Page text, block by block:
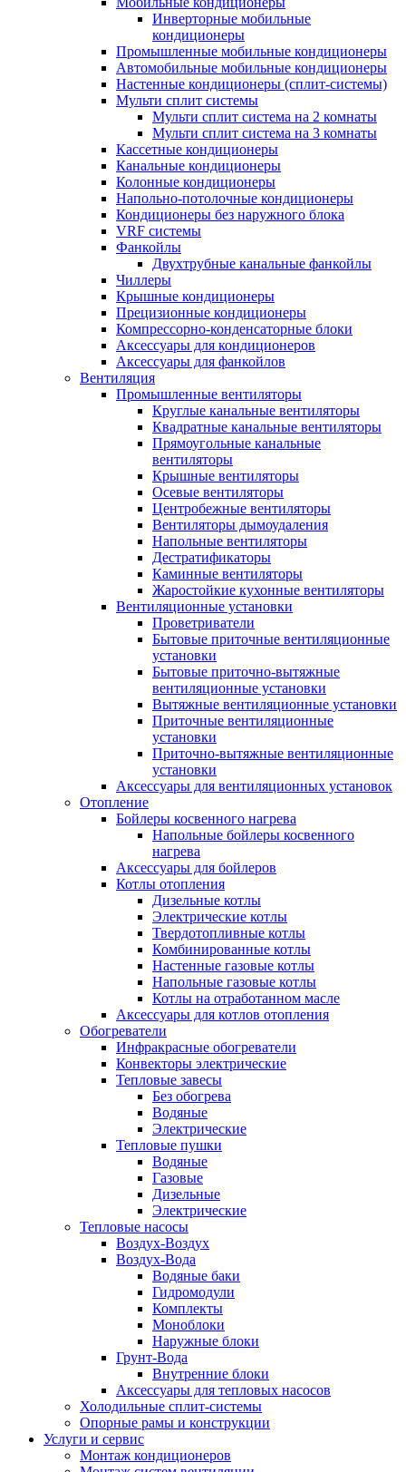
Инверторные мобильные
кондиционеры
Промышленные мобильные кондиционеры
Автомобильные мобильные кондиционеры
Настенные кондиционеры (сплит-системы)
Мульти сплит системы
Мульти сплит система на 2 комнаты
Мульти сплит система на 3 комнаты
Кассетные кондиционеры
Канальные кондиционеры
Колонные кондиционеры
Напольно-потолочные кондиционеры
Кондиционеры без наружного блока
VRF системы
Фанкойлы
Двухтрубные канальные фанкойлы
Чиллеры
Крышные кондиционеры
Прецизионные кондиционеры
Компрессорно-конденсаторные блоки
Аксессуары для кондиционеров
Аксессуары для фанкойлов
Вентиляция
Промышленные вентиляторы
Круглые канальные вентиляторы
Квадратные канальные вентиляторы
Прямоугольные канальные
вентиляторы
Крышные вентиляторы
Осевые вентиляторы
Центробежные вентиляторы
Вентиляторы дымоудаления
Напольные вентиляторы
Дестратификаторы
Каминные вентиляторы
Жаростойкие кухонные вентиляторы
Вентиляционные установки
Проветриватели
Бытовые приточные вентиляционные
установки
Бытовые приточно-вытяжные
вентиляционные установки
Вытяжные вентиляционные установки
Приточные вентиляционные
установки
Приточно-вытяжные вентиляционные
установки
Аксессуары для вентиляционных установок
Отопление
Бойлеры косвенного нагрева
Напольные бойлеры косвенного
нагрева
Аксессуары для бойлеров
Котлы отопления
Дизельные котлы
Электрические котлы
Твердотопливные котлы
Комбинированные котлы
Настенные газовые котлы
Напольные газовые котлы
Котлы на отработанном масле
Аксессуары для котлов отопления
Обогреватели
Инфракрасные обогреватели
Конвекторы электрические
Тепловые завесы
Без обогрева
Водяные
Электрические
Тепловые пушки
Водяные
Газовые
Дизельные
Электрические
Тепловые насосы
Воздух-Воздух
Воздух-Вода
Водяные баки
Гидромодули
Комплекты
Моноблоки
Наружные блоки
Грунт-Вода
Внутренние блоки
Аксессуары для тепловых насосов
Холодильные сплит-системы
Опорные рамы и конструкции
Услуги и сервис
Монтаж кондиционеров